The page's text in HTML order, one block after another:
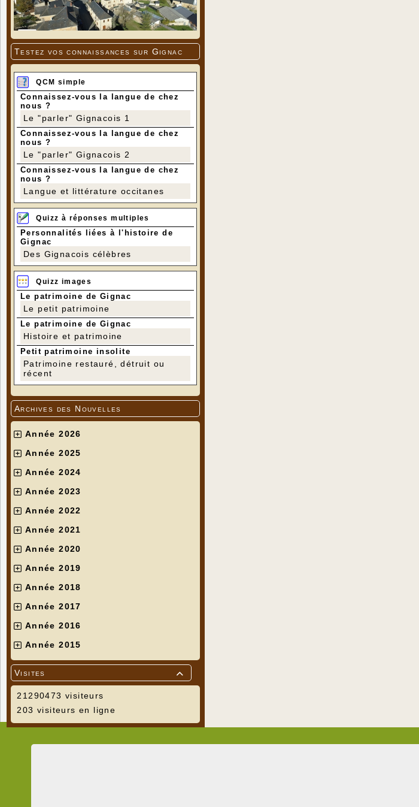
Testez vos connaissances sur Gignac
QCM simple
Connaissez-vous la langue de chez
nous ?
Le "parler" Gignacois 1
Connaissez-vous la langue de chez
nous ?
Le "parler" Gignacois 2
Connaissez-vous la langue de chez
nous ?
Langue et littérature occitanes
Quizz à réponses multiples
Personnalités liées à l'histoire de
Gignac
Des Gignacois célèbres
Quizz images
Le patrimoine de Gignac
Le petit patrimoine
Le patrimoine de Gignac
Histoire et patrimoine
Petit patrimoine insolite
Patrimoine restauré, détruit ou
récent
Archives des Nouvelles
Année 2026
Année 2025
Année 2024
Année 2023
Année 2022
Année 2021
Année 2020
Année 2019
Année 2018
Année 2017
Année 2016
Année 2015

Visites
21290473 visiteurs
203 visiteurs en ligne